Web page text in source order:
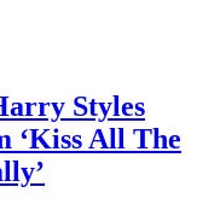
Styles
‘Kiss All The